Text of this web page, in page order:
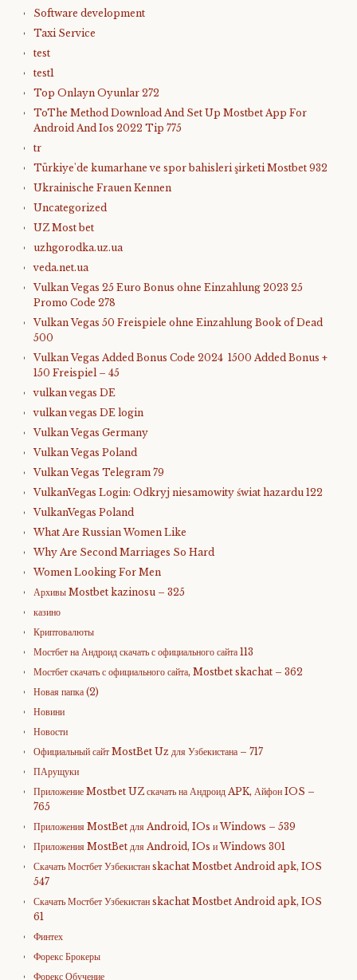
Software development
Taxi Service
test
test1
Top Onlayn Oyunlar 272
ToThe Method Download And Set Up Mostbet App For
Android And Ios 2022 Tip 775
tr
Türkiye'de kumarhane ve spor bahisleri şirketi Mostbet 932
Ukrainische Frauen Kennen
Uncategorized
UZ Most bet
uzhgorodka.uz.ua
veda.net.ua
Vulkan Vegas 25 Euro Bonus ohne Einzahlung 2023 25
Promo Code 278
Vulkan Vegas 50 Freispiele ohne Einzahlung Book of Dead
500
Vulkan Vegas Added Bonus Code 2024 ️ 1500 Added Bonus +
150 Freispiel – 45
vulkan vegas DE
vulkan vegas DE login
Vulkan Vegas Germany
Vulkan Vegas Poland
Vulkan Vegas Telegram 79
VulkanVegas Login: Odkryj niesamowity świat hazardu 122
VulkanVegas Poland
What Are Russian Women Like
Why Are Second Marriages So Hard
Women Looking For Men
Архивы Mostbet kazinosu – 325
казино
Криптовалюты
Мостбет на Андроид скачать с официального сайта 113
Мостбет скачать с официального сайта, Mostbet skachat – 362
Новая папка (2)
Новини
Новости
Официальный сайт MostBet Uz для Узбекистана – 717
ПАрущуки
Приложение Mostbet UZ скачать на Андроид APK, Айфон IOS –
765
Приложения MostBet для Android, IOs и Windows – 539
Приложения MostBet для Android, IOs и Windows 301
Скачать Мостбет Узбекистан skachat Mostbet Android apk, IOS
547
Скачать Мостбет Узбекистан skachat Mostbet Android apk, IOS
61
Финтех
Форекс Брокеры
Форекс Обучение